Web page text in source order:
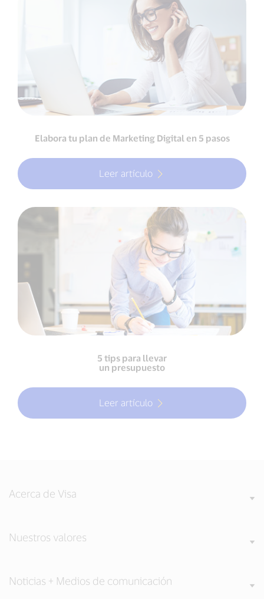
Elabora tu plan de Marketing Digital en 5 pasos
Leer artículo
5 tips para llevar
un presupuesto
Leer artículo
Acerca de Visa
Nuestros valores
Noticias + Medios de comunicación